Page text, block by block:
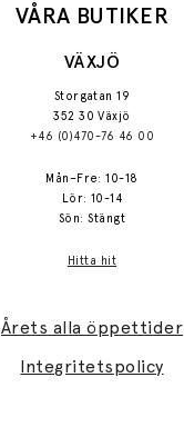
VÅRA BUTIKER
VÄXJÖ
Storgatan 19
352 30 Växjö
+46 (0)470-76 46 00
Mån–Fre: 10-18
Lör: 10-14
Sön: Stängt
Hitta hit
Årets alla öppettider
Integritetspolicy